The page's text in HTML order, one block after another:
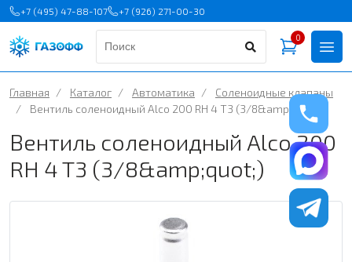
+7 (495) 47-88-107 +7 (926) 271-00-30
0
Главная / Каталог / Автоматика /
Соленоидные клапаны
/
Вентиль соленоидный Alco 200 RH 4 T3 (3/8&amp;quot;)
Вентиль соленоидный Alco 200
RH 4 T3 (3/8&amp;quot;)